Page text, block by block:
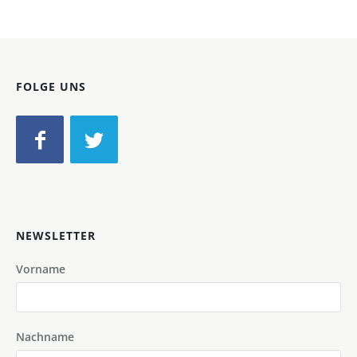
FOLGE UNS
NEWSLETTER
Vorname
Nachname